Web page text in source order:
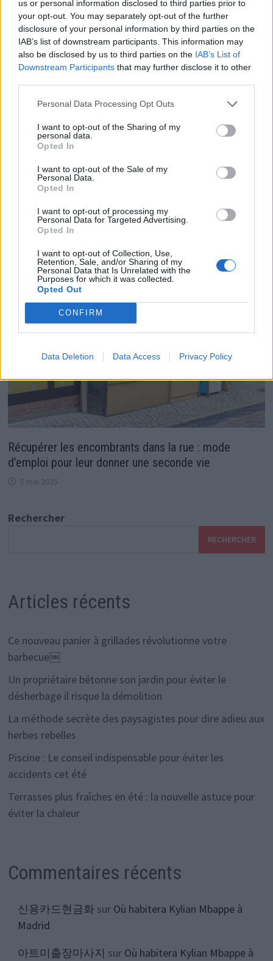
us or personal information disclosed to third parties prior to
your opt-out. You may separately opt-out of the further
disclosure of your personal information by third parties on the
IAB’s list of downstream participants. This information may
also be disclosed by us to third parties on the IAB’s List of
Downstream Participants that may further disclose it to other
Personal Data Processing Opt Outs
I want to opt-out of the Sharing of my
personal data.
Opted In
I want to opt-out of the Sale of my
Personal Data.
Opted In
I want to opt-out of processing my
Personal Data for Targeted Advertising.
Opted In
I want to opt-out of Collection, Use,
Retention, Sale, and/or Sharing of my
Personal Data that Is Unrelated with the
Purposes for which it was collected.
Opted Out
CONFIRM
Data Deletion Data Access Privacy Policy
12 janvier 2026
Dépoussiérer ses plantes d’intérieur : évitez ces
erreurs pour les revitaliser
Récupérer les encombrants dans la rue : mode
d’emploi pour leur donner une seconde vie
5 mai 2025
Rechercher
RECHERCHER
Articles récents
Ce nouveau panier à grillades révolutionne votre
barbecue￼
Un propriétaire bétonne son jardin pour éviter le
désherbage il risque la démolition
La méthode secrète des paysagistes pour dire adieu aux
herbes rebelles
Piscine : Le conseil indispensable pour éviter les
accidents cet été
Terrasses plus fraîches en été : la nouvelle astuce pour
éviter la chaleur
Commentaires récents
신용카드현금화sur Où habitera Kylian Mbappe à
Madrid
아트미출장마사지 sur Où habitera Kylian Mbappe à